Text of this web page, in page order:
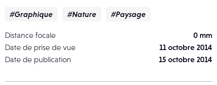
#Graphique #Nature #Paysage
Distance focale
0 mm
Date de prise de vue
11 octobre 2014
Date de publication
15 octobre 2014